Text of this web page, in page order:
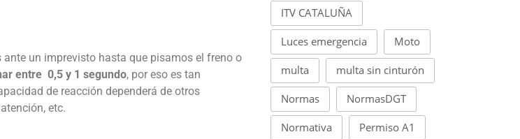
un imprevisto hasta que pisamos el freno o
entre 0,5 y 1 segundo, por eso es tan
de reacción dependerá de otros
etc.
ITV CATALUÑA
Luces emergencia Moto
multa multa sin cinturón
Normas NormasDGT
Normativa Permiso A1